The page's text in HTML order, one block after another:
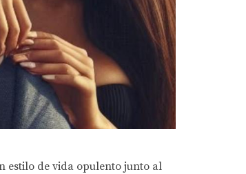
estilo de vida opulento junto al